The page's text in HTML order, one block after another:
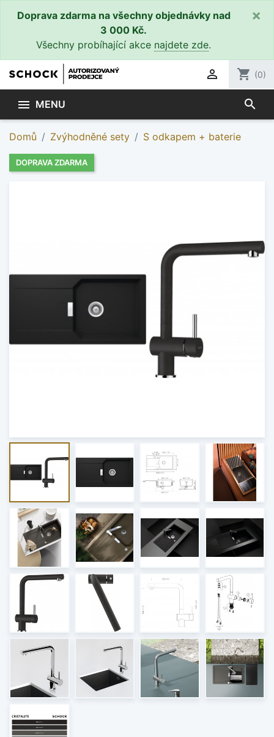
Doprava zdarma na všechny objednávky nad
3 000 Kč.
Všechny probíhající akce najdete zde.
×
 shopping_cart (0)
 MENU search
Domů Zvýhodněné sety S odkapem + baterie
DOPRAVA ZDARMA